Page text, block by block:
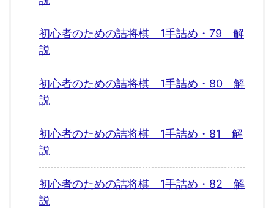
初心者のための詰将棋 1手詰め・79 解
説
初心者のための詰将棋 1手詰め・80 解
説
初心者のための詰将棋 1手詰め・81 解
説
初心者のための詰将棋 1手詰め・82 解
説